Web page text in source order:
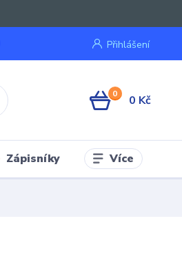
Přihlášení
0 0 Kč
Zápisníky Více